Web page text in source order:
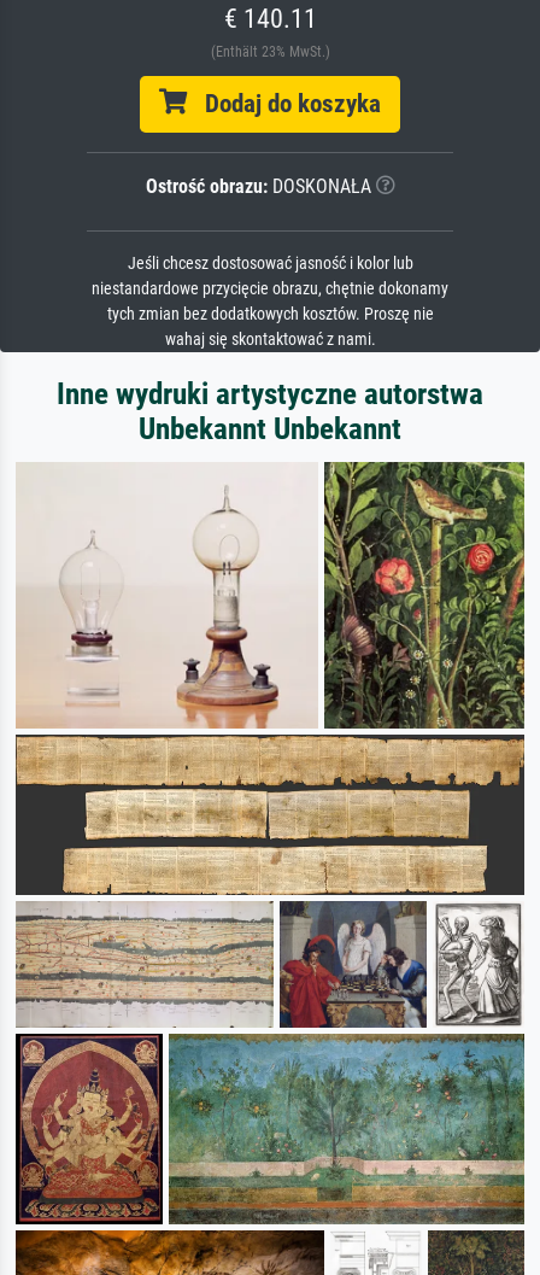
€ 140.11
(Enthält 23% MwSt.)
Dodaj do koszyka
Ostrość obrazu:DOSKONAŁA
Jeśli chcesz dostosować jasność i kolor lub
niestandardowe przycięcie obrazu, chętnie dokonamy
tych zmian bez dodatkowych kosztów. Proszę nie
wahaj się skontaktować z nami.
Inne wydruki artystyczne autorstwa
Unbekannt Unbekannt